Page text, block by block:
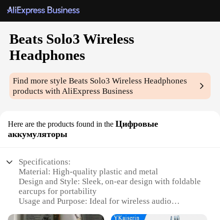
Beats Solo3 Wireless
Headphones
Find more styleBeats Solo3 Wireless Headphones
products with AliExpress Business
Here are the products found in the Цифровые
аккумуляторы
Specifications:
Material: High-quality plastic and metal
Design and Style: Sleek, on-ear design with foldable
earcups for portability
Usage and Purpose: Ideal for wireless audio